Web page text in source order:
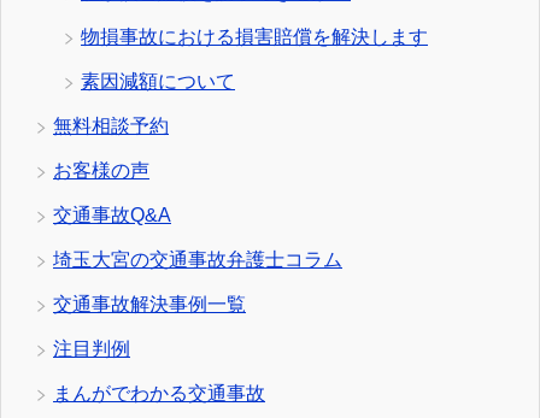
物損事故における損害賠償を解決します
素因減額について
無料相談予約
お客様の声
交通事故Q&A
埼玉大宮の交通事故弁護士コラム
交通事故解決事例一覧
注目判例
まんがでわかる交通事故